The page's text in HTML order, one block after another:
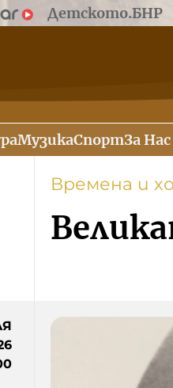
Детското.БНР
МузикаСпортЗа Нас
Времена и